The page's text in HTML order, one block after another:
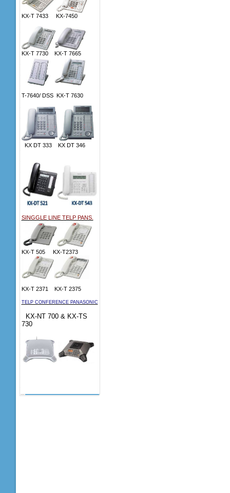
KX-T 7433 KX-7450
KX-T 7730 KX-T 7665
T-7640/ DSS KX-T 7630
KX DT 333 KX DT 346
SINGGLE LINE TELP PANS.
KX-T 505 KX-T2373
KX-T 2371 KX-T 2375
TELP CONFERENCE PANASONIC
KX-NT 700 & KX-TS
730